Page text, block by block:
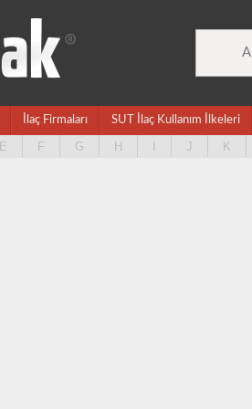
İlaç Firmaları SUT İlaç Kullanım İlkeleri
E F G H J K